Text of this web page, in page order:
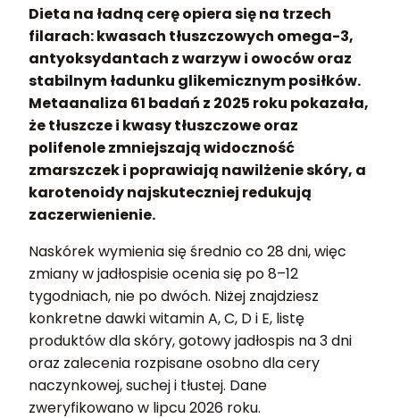
Dieta na ładną cerę opiera się na trzech
filarach: kwasach tłuszczowych omega-3,
antyoksydantach z warzyw i owoców oraz
stabilnym ładunku glikemicznym posiłków.
Metaanaliza 61 badań z 2025 roku pokazała,
że tłuszcze i kwasy tłuszczowe oraz
polifenole zmniejszają widoczność
zmarszczek i poprawiają nawilżenie skóry, a
karotenoidy najskuteczniej redukują
zaczerwienienie.
Naskórek wymienia się średnio co 28 dni, więc
zmiany w jadłospisie ocenia się po 8–12
tygodniach, nie po dwóch. Niżej znajdziesz
konkretne dawki witamin A, C, D i E, listę
produktów dla skóry, gotowy jadłospis na 3 dni
oraz zalecenia rozpisane osobno dla cery
naczynkowej, suchej i tłustej. Dane
zweryfikowano w lipcu 2026 roku.